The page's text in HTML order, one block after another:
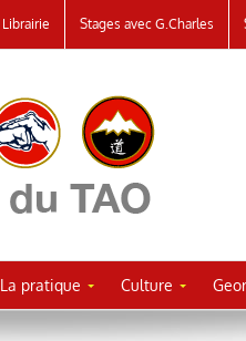
Librairie Stages avec G.Charles
La pratique Culture